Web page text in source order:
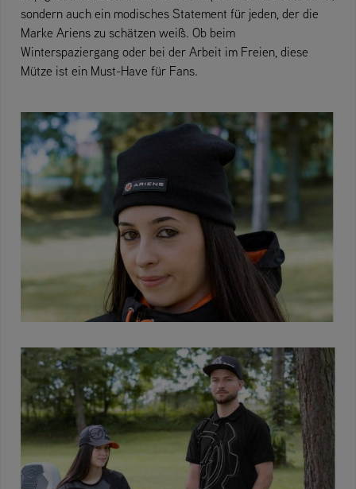
sondern auch ein modisches Statement für jeden, der die
Marke Ariens zu schätzen weiß. Ob beim
Winterspaziergang oder bei der Arbeit im Freien, diese
Mütze ist ein Must-Have für Fans.